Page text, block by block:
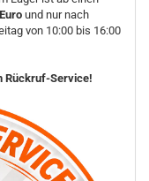
und nur nach
von 10:00 bis 16:00
Rückruf-Service!